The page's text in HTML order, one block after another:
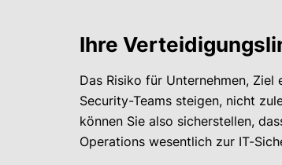
Ihre
Das Risiko für Unternehmen,
Security-Teams steigen, nicht
können Sie also sicherstellen,
Operations wesentlich zur IT-